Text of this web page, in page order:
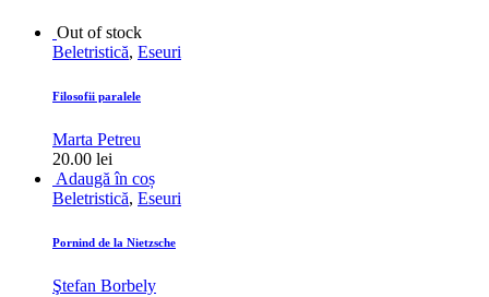
Out of stock
Beletristică, Eseuri
Filosofii paralele
Marta Petreu
20.00 lei
Adaugă în coș
Beletristică, Eseuri
Pornind de la Nietzsche
Ştefan Borbely